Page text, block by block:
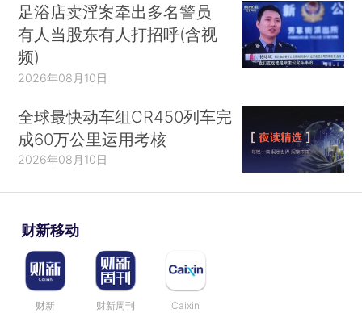
足浴店卖淫案牵出多名警员
有人当股东有人打招呼(含视
频)
2026年08月10日
全球最快动车组CR450列车完
成60万公里运用考核
2026年08月10日
财新移动
财新 财新周刊 Caixin